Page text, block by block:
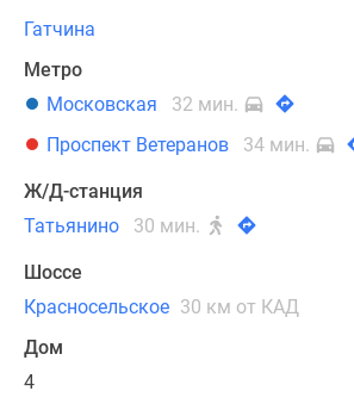
Гатчина
Метро
Московская
32 мин.
Проспект Ветеранов
34 мин.
Ж/Д-станция
Татьянино
30 мин.
Шоссе
Красносельское 30 км от КАД
Дом
4